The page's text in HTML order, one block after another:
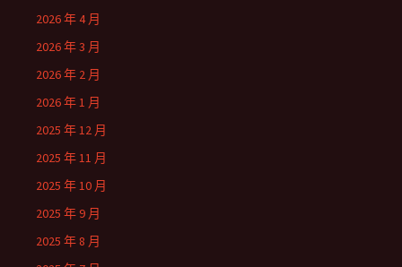
2026 年 4 月
2026 年 3 月
2026 年 2 月
2026 年 1 月
2025 年 12 月
2025 年 11 月
2025 年 10 月
2025 年 9 月
2025 年 8 月